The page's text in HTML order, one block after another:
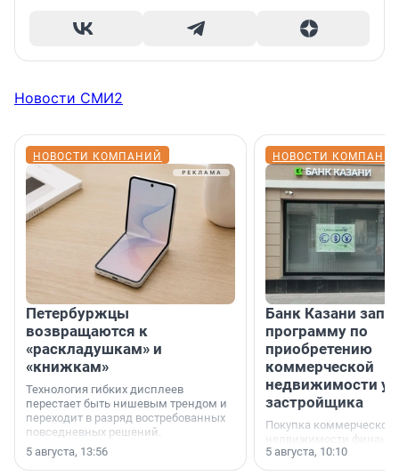
Новости СМИ2
НОВОСТИ КОМПАНИЙ
Петербуржцы
возвращаются к
«раскладушкам» и
«книжкам»
Технология гибких дисплеев
перестает быть нишевым трендом и
переходит в разряд востребованных
повседневных решений.
5 августа, 13:56
НОВОСТИ
Банк Казани
программу по
приобретению
коммерческой
недвижимости у
застройщика
Покупка коммерческой
недвижимости
инструмент,
предпринимателей.
5 августа, 10:10